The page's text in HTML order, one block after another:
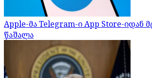
Apple-მა Telegram-ი App Store-იდან
წაშალა